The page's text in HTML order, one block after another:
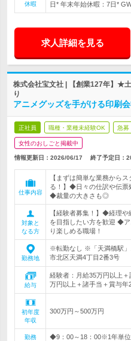
休暇
日* 年末年始休暇：7日*
求人詳細を見る
株式会社宝文社 | 【創業127年】★
り
アニメグッズを手がける印刷
正社員 職種・業種未経験OK 急募
女性のおしごと掲載中
情報更新日：2026/06/17 終了予定日：
仕事内容
【まずは簡単な業務から
る！】◆日々の仕訳や伝票
◆裁量の大きさも◎
対象と
なる方
【経験者募集！】◆経理
を目指したい方を歓迎 ◆
り楽しめる職場！
勤務地
※転勤なし ※「天満橋駅
市北区天満4丁目2番3号
給与
経験者：月給35万円以上
万円以上＋諸手当＋賞与
初年度
年収
300万円～500万円
勤務
◆9：00～18：00※1年単位